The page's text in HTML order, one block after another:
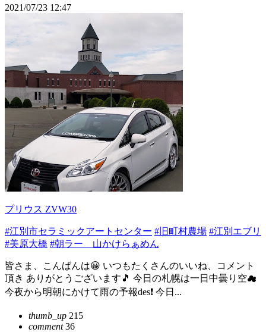
2021/07/23 12:47
プリウス ZVW30
#江別市セラミックアートセンター #旧町村農場 #江別エブリ
#美原大橋 #朝ラー 山かけらぁめん
皆さま、こんばんは😀 いつもたくさんのいいね、コメント
頂き ありがとうございます🎵 今日の札幌は一日中曇り空☁
今夜から明朝にかけて雨の予報des❗ 今日...
thumb_up 215
comment36